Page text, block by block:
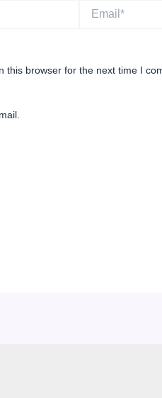
Email*
this browser for the next time I